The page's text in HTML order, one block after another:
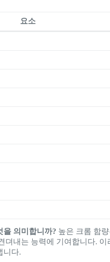
요소
을 의미합니까? 높은 크롬 함
뎌내는 능력에 기여합니다.
니다.